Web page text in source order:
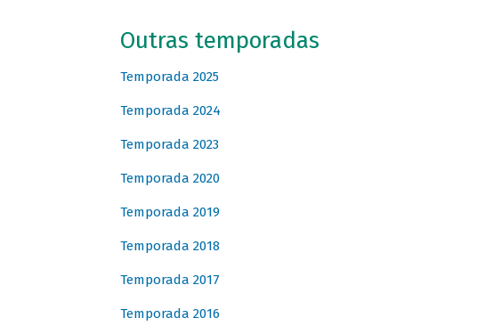
Outras temporadas
Temporada 2025
Temporada 2024
Temporada 2023
Temporada 2020
Temporada 2019
Temporada 2018
Temporada 2017
Temporada 2016